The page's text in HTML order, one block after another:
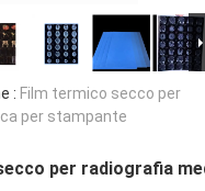
: Film termico secco per
per stampante
per radiografia